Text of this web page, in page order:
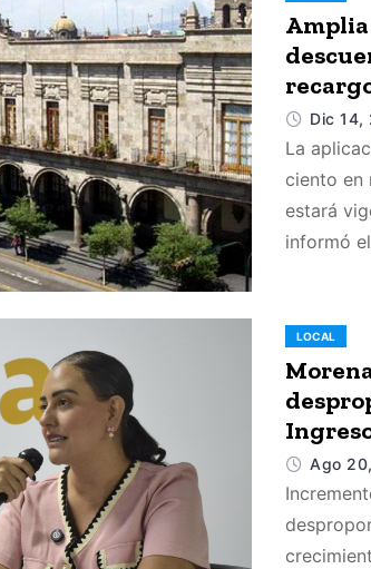
Dic 14,
La
ciento en
estará
informó
LOCAL
Ago